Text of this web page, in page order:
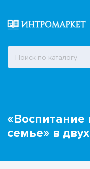
«Воспитание
семье» в